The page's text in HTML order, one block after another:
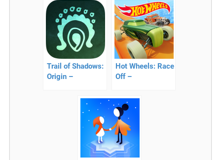
Trail of Shadows:
Origin –
разгадать все
Hot Wheels: Race
Off –
гонка